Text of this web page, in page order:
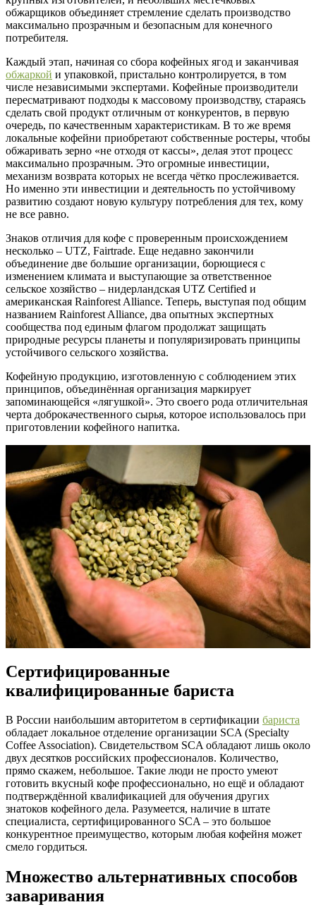
обжарщиков объединяет стремление сделать производство
максимально прозрачным и безопасным для конечного
потребителя.
Каждый этап, начиная со сбора кофейных ягод и заканчивая
обжаркой и упаковкой, пристально контролируется, в том
числе независимыми экспертами. Кофейные производители
пересматривают подходы к массовому производству, стараясь
сделать свой продукт отличным от конкурентов, в первую
очередь, по качественным характеристикам. В то же время
локальные кофейни приобретают собственные ростеры, чтобы
обжаривать зерно «не отходя от кассы», делая этот процесс
максимально прозрачным. Это огромные инвестиции,
механизм возврата которых не всегда чётко прослеживается.
Но именно эти инвестиции и деятельность по устойчивому
развитию создают новую культуру потребления для тех, кому
не все равно.
Знаков отличия для кофе с проверенным происхождением
несколько – UTZ, Fairtrade. Еще недавно закончили
объединение две большие организации, борющиеся с
изменением климата и выступающие за ответственное
сельское хозяйство – нидерландская UTZ Certified и
американская Rainforest Alliance. Теперь, выступая под общим
названием Rainforest Alliance, два опытных экспертных
сообщества под единым флагом продолжат защищать
природные ресурсы планеты и популяризировать принципы
устойчивого сельского хозяйства.
Кофейную продукцию, изготовленную с соблюдением этих
принципов, объединённая организация маркирует
запоминающейся «лягушкой». Это своего рода отличительная
черта доброкачественного сырья, которое использовалось при
приготовлении кофейного напитка.
Сертифицированные
квалифицированные бариста
В России наибольшим авторитетом в сертификации бариста
обладает локальное отделение организации SCA (Specialty
Coffee Association). Свидетельством SCA обладают лишь около
двух десятков российских профессионалов. Количество,
прямо скажем, небольшое. Такие люди не просто умеют
готовить вкусный кофе профессионально, но ещё и обладают
подтверждённой квалификацией для обучения других
знатоков кофейного дела. Разумеется, наличие в штате
специалиста, сертифицированного SCA – это большое
конкурентное преимущество, которым любая кофейня может
смело гордиться.
Множество альтернативных способов
заваривания